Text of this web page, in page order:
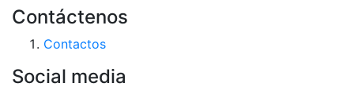
Contáctenos
Contactos
Social media